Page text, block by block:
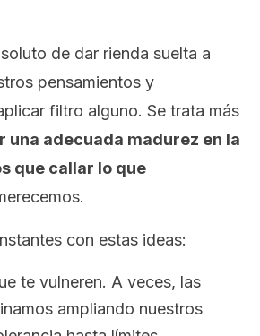
de dar rienda suelta a
pensamientos y
filtro alguno. Se trata más
una adecuada madurez en la
que callar lo que
con estas ideas:
te vulneren. A veces, las
ampliando nuestros